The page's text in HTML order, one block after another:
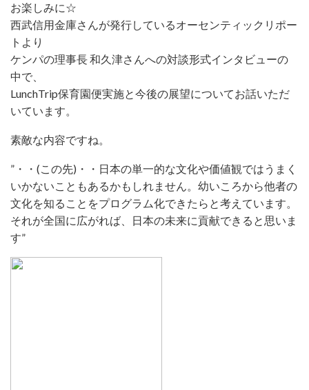
お楽しみに☆
西武信用金庫さんが発行しているオーセンティックリポー
トより
ケンパの理事長 和久津さんへの対談形式インタビューの
中で、
LunchTrip保育園便実施と今後の展望についてお話いただ
いています。
素敵な内容ですね。
”・・(この先)・・日本の単一的な文化や価値観ではうまく
いかないこともあるかもしれません。幼いころから他者の
文化を知ることをプログラム化できたらと考えています。
それが全国に広がれば、日本の未来に貢献できると思いま
す”